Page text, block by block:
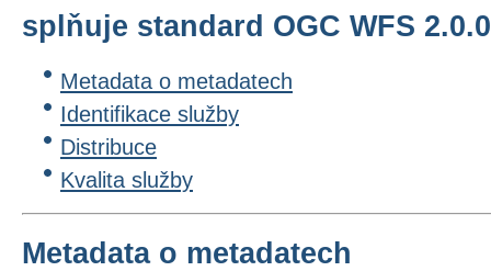
splňuje standard OGC WFS
Metadata o metadatech
Identifikace služby
Distribuce
Kvalita služby
Metadata o metadatech